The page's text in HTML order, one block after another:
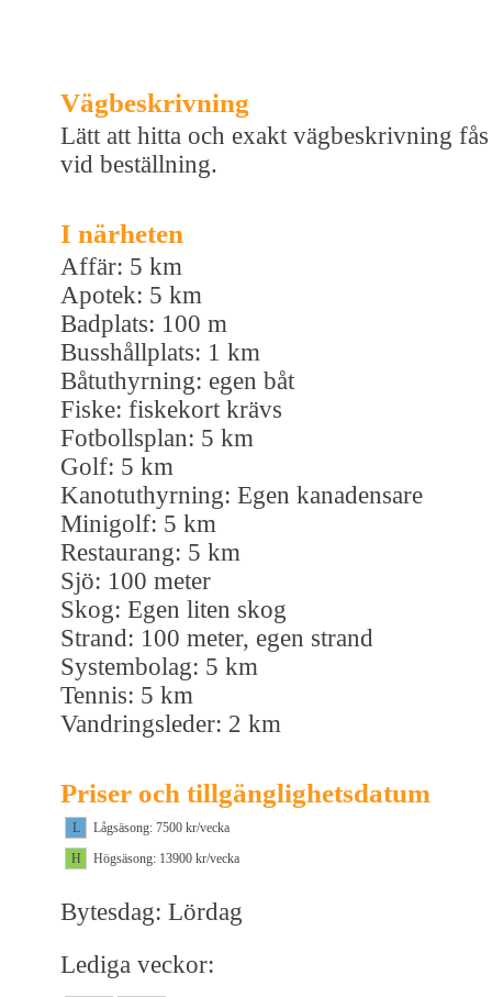
Vägbeskrivning
Lätt att hitta och exakt vägbeskrivning fås
vid beställning.
I närheten
Affär: 5 km
Apotek: 5 km
Badplats: 100 m
Busshållplats: 1 km
Båtuthyrning: egen båt
Fiske: fiskekort krävs
Fotbollsplan: 5 km
Golf: 5 km
Kanotuthyrning: Egen kanadensare
Minigolf: 5 km
Restaurang: 5 km
Sjö: 100 meter
Skog: Egen liten skog
Strand: 100 meter, egen strand
Systembolag: 5 km
Tennis: 5 km
Vandringsleder: 2 km
Priser och tillgänglighetsdatum
L
Lågsäsong: 7500 kr/vecka
H
Högsäsong: 13900 kr/vecka
Bytesdag: Lördag
Lediga veckor: